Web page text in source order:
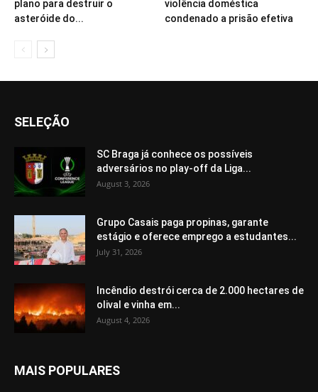
plano para destruir o
asteróide do...
violência doméstica
condenado a prisão efetiva
SELEÇÃO
SC Braga já conhece os possíveis
adversários no play-off da Liga...
August 3, 2026
Grupo Casais paga propinas, garante
estágio e oferece emprego a estudantes...
July 31, 2026
Incêndio destrói cerca de 2.000 hectares de
olival e vinha em...
August 4, 2026
MAIS POPULARES